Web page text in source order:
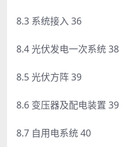
8.3 系统接入 36
8.4 光伏发电一次系统 38
8.5 光伏方阵 39
8.6 变压器及配电装置 39
8.7 自用电系统 40